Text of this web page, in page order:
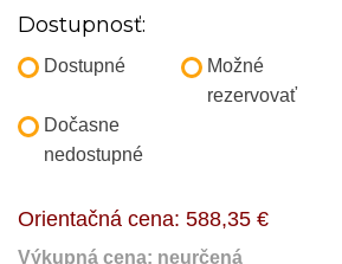
Dostupnosť:
Dostupné
Možné
rezervovať
Dočasne
nedostupné
Orientačná cena: 588,35 €
Výkupná cena: neurčená